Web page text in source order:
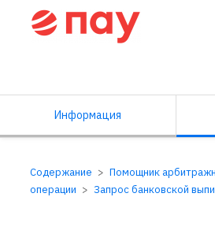
Информация
Содержание Помощник
операции
Запрос банковской